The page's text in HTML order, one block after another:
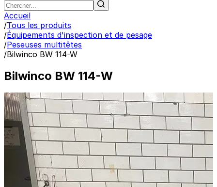
Accueil
/Tous les produits
/Équipements d'inspection et de pesage
/Peseuses multitêtes
/Bilwinco BW 114-W
Bilwinco BW 114-W